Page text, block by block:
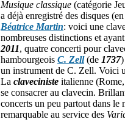
Musique classique (catégorie
a déjà enregistré des disques
Béatrice Martin: voici une
nombreuses distinctions et
2011, quatre concerti pour
hambourgeois C. Zell(de 1737
un instrument de C. Zell. Voici
La claveciniste italienne
se consacrer au clavecin.
concerts un peu partout dans
remarquable au service des